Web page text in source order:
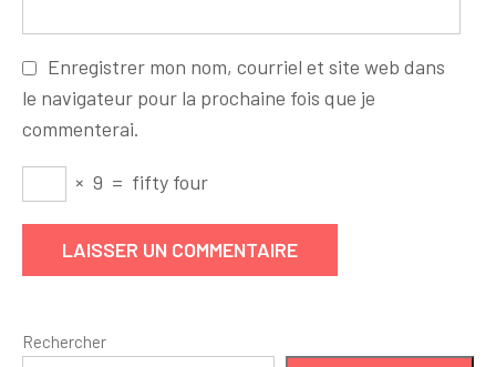
Enregistrer mon nom, courriel et site web dans
le navigateur pour la prochaine fois que je
commenterai.
× 9 = fifty four
Rechercher